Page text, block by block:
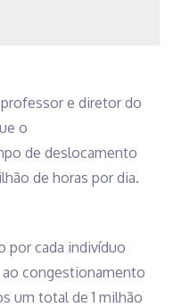
e diretor do
o
de deslocamento
de horas por dia.
por cada indivíduo
congestionamento
um total de 1 milhão